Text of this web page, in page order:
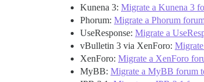
Kunena 3: Migrate a Kunena 3
Phorum: Migrate a Phorum
UseResponse: Migrate a
vBulletin 3 via XenForo:
XenForo: Migrate a XenForo
MyBB: Migrate a MyBB forum